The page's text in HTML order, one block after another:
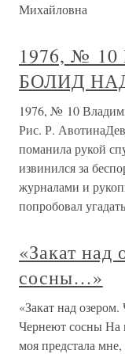
Михайловна
1976, № 10
БОЛИД
1976, № 10
Рис. Р.
поманила рукой
извинился за
журналами и
попробовал
«Закат над
сосны…»
«Закат над
Чернеют сосны На
моя предстала